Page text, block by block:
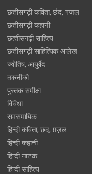
छत्तीसगढ़ी कविता, छंद, ग़ज़ल
छत्तीसगढ़ी कहानी
छत्‍तीसगढ़ी साहित्‍य
छत्तीसगढ़ी साहित्यिक आलेख
ज्योतिष, आयुर्वेद
तकनीकी
पुस्‍तक समीक्षा
विविधा
समसमायिक
हिन्दी कविता, छंद, ग़ज़ल
हिन्दी कहानी
हिन्‍दी नाटक
हिन्दी साहित्य